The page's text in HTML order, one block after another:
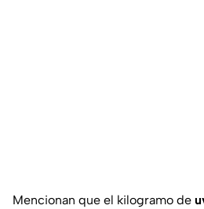
Mencionan que el kilogramo de